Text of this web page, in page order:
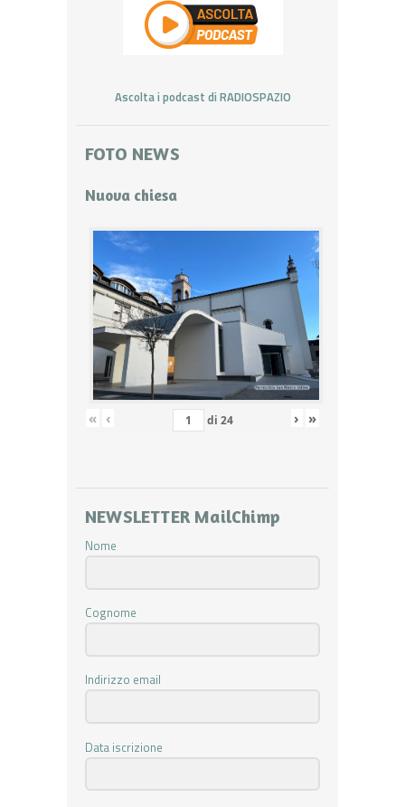
Ascolta i podcast di RADIOSPAZIO
FOTO NEWS
Nuova chiesa
« ‹ di 24 › »
NEWSLETTER MailChimp
Nome
Cognome
Indirizzo email
Data iscrizione